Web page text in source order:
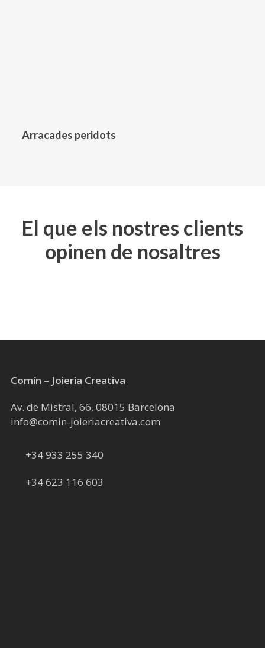
Arracades peridots
El que els nostres clients
opinen de nosaltres
Comín – Joieria Creativa
Av. de Mistral, 66, 08015 Barcelona
info@comin-joieriacreativa.com
+34 933 255 340
+34 623 116 603